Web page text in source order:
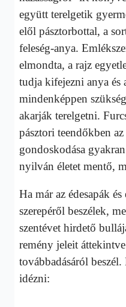
együtt terelgetik
elől pásztorbottal, a
feleség-anya.
elmondta, a rajz
tudja kifejezni anya és
mindenképpen
akarják terelgetni.
pásztori teendőkben
gondoskodása
nyilván életet mentő,
Ha már az édesapák
szerepéről beszélek,
szentévet hirdető
remény jeleit
továbbadásáról beszél.
idézni: